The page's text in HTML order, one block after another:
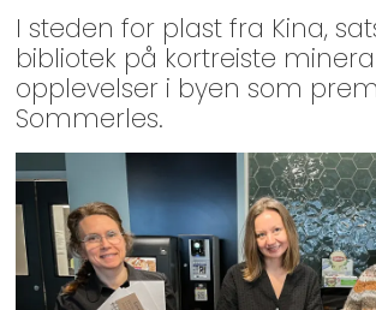
I steden for plast fra Kina,
bibliotek på kortreiste
opplevelser i byen som
Sommerles.